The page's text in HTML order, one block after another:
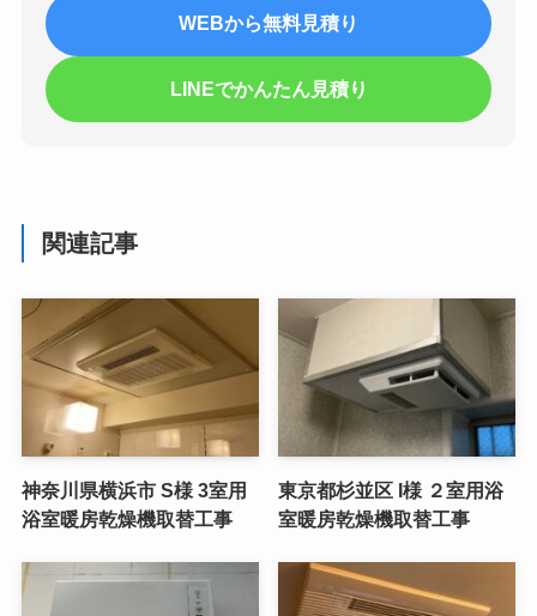
WEBから無料見積り
LINEでかんたん見積り
関連記事
神奈川県横浜市 S様 3室用
浴室暖房乾燥機取替工事
東京都杉並区 I様 ２室用浴
室暖房乾燥機取替工事